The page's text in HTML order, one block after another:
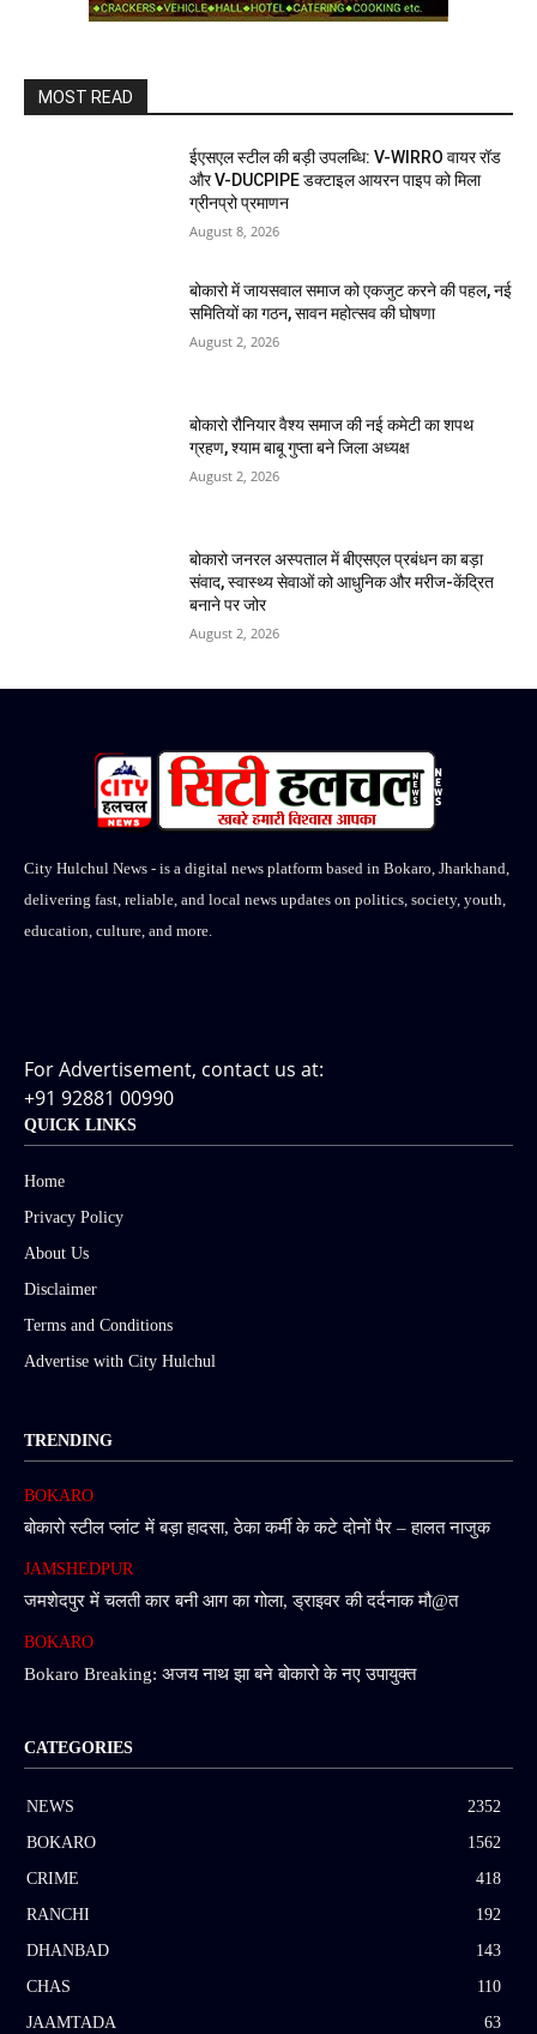
MOST READ
ईएसएल स्टील की बड़ी उपलब्धि: V-WIRRO वायर रॉड
और V-DUCPIPE डक्टाइल आयरन पाइप को मिला
ग्रीनप्रो प्रमाणन
August 8, 2026
बोकारो में जायसवाल समाज को एकजुट करने की पहल, नई
समितियों का गठन, सावन महोत्सव की घोषणा
August 2, 2026
बोकारो रौनियार वैश्य समाज की नई कमेटी का शपथ
ग्रहण, श्याम बाबू गुप्ता बने जिला अध्यक्ष
August 2, 2026
बोकारो जनरल अस्पताल में बीएसएल प्रबंधन का बड़ा
संवाद, स्वास्थ्य सेवाओं को आधुनिक और मरीज-केंद्रित
बनाने पर जोर
August 2, 2026
City Hulchul News - is a digital news platform based in Bokaro, Jharkhand,
delivering fast, reliable, and local news updates on politics, society, youth,
education, culture, and more.
For Advertisement, contact us at:
+91 92881 00990
QUICK LINKS
Home
Privacy Policy
About Us
Disclaimer
Terms and Conditions
Advertise with City Hulchul
TRENDING
BOKARO
बोकारो स्टील प्लांट में बड़ा हादसा, ठेका कर्मी के कटे दोनों पैर – हालत नाजुक
JAMSHEDPUR
जमशेदपुर में चलती कार बनी आग का गोला, ड्राइवर की दर्दनाक मौ@त
BOKARO
Bokaro Breaking: अजय नाथ झा बने बोकारो के नए उपायुक्त
CATEGORIES
NEWS
2352
BOKARO
1562
CRIME
418
RANCHI
192
DHANBAD
143
CHAS
110
JAAMTADA
63